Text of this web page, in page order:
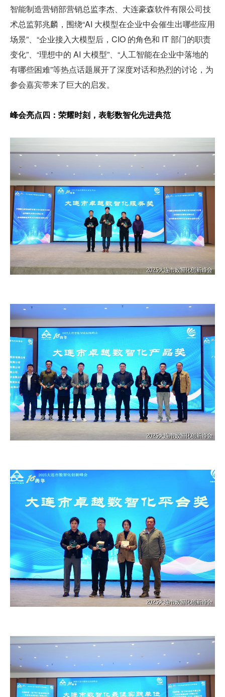
智能制造营销部营销总监李杰、大连豪森软件有限公司技
术总监郭兆麟，围绕“AI 大模型在企业中会催生出哪些应用
场景”、“企业接入大模型后，CIO 的角色和 IT 部门的职责
变化”、“理想中的 AI 大模型”、“人工智能在企业中落地的
有哪些困难”等热点话题展开了深度对话和热烈的讨论，为
参会嘉宾带来了巨大的启发。
峰会亮点四：荣耀时刻，表彰数智化先进典范